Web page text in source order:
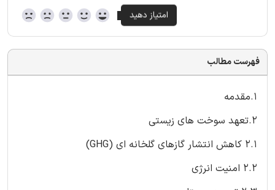
فهرست مطالب
1.مقدمه
2.تعهد سوخت های زیستی
2.1 کاهش انتشار گازهای گلخانه ای (GHG)
2.2 امنیت انرژی